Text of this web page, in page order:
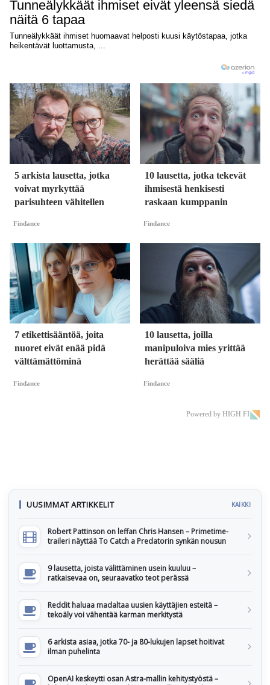
5 arkista lausetta, jotka
voivat myrkyttää
parisuhteen vähitellen
Findance
10 lausetta, jotka tekevät
ihmisestä henkisesti
raskaan kumppanin
Findance
7 etikettisääntöä, joita
nuoret eivät enää pidä
välttämättöminä
Findance
10 lausetta, joilla
manipuloiva mies yrittää
herättää sääliä
Findance
Powered by HIGH.FI
UUSIMMAT ARTIKKELIT KAIKKI
Robert Pattinson on leffan Chris Hansen – Primetime-
traileri näyttää To Catch a Predatorin synkän nousun
9 lausetta, joista välittäminen usein kuuluu –
ratkaisevaa on, seuraavatko teot perässä
Reddit haluaa madaltaa uusien käyttäjien esteitä –
tekoäly voi vähentää karman merkitystä
6 arkista asiaa, jotka 70- ja 80-lukujen lapset hoitivat
ilman puhelinta
OpenAI keskeytti osan Astra-mallin kehitystyöstä –